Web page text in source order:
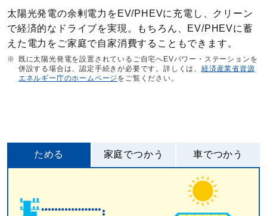
太陽光発電の余剰電力をEV/PHEVに充電し、クリーン
で経済的なドライブを実現。もちろん、EV/PHEVに蓄
えた電力をご家庭で自家消費することもできます。
※
既に太陽光発電を設置されているご自宅へEVパワー・ステーションを
併設する場合は、認定手続きが必要です。詳しくは、経済産業省資源
エネルギー庁のホームページ をご覧ください。
ためる 家庭でつかう 車でつかう